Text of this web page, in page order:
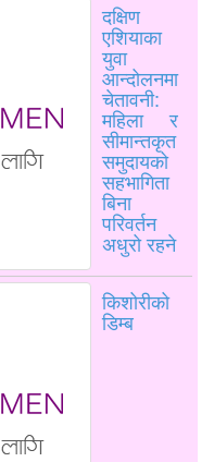
दक्षिण
एशियाका
युवा
आन्दोलनमा
चेतावनी:
महिला र
सीमान्तकृत
समुदायको
सहभागिता
बिना
परिवर्तन
अधुरो रहने
किशोरीको
डिम्ब